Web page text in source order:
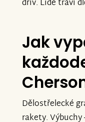
nejvíc taky
Poslechněte
Chersonu
který k autu
V Chersonu
dřív. Lidé tráví
Jak
Dělostřelecké
rakety.